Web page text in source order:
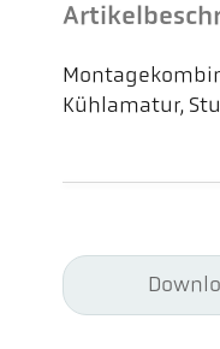
Kühlamatur,